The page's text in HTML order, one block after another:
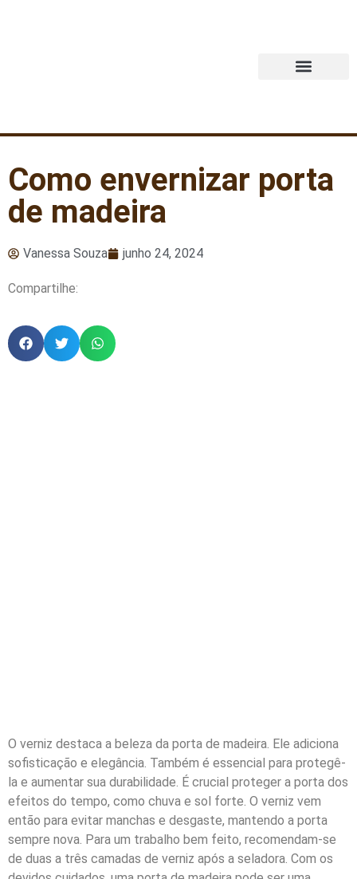
Como envernizar porta
de madeira
Vanessa Souza junho 24, 2024
Compartilhe:
O verniz destaca a beleza da porta de madeira. Ele adiciona
sofisticação e elegância. Também é essencial para protegê-
la e aumentar sua durabilidade. É crucial proteger a porta dos
efeitos do tempo, como chuva e sol forte. O verniz vem
então para evitar manchas e desgaste, mantendo a porta
sempre nova. Para um trabalho bem feito, recomendam-se
de duas a três camadas de verniz após a seladora. Com os